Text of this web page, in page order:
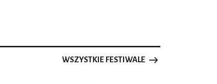
WSZYSTKIE FESTIWALE